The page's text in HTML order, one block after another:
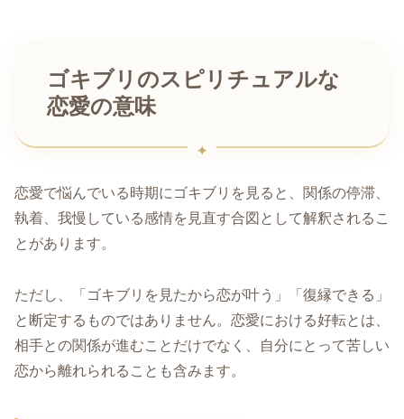
ゴキブリのスピリチュアルな
恋愛の意味
恋愛で悩んでいる時期にゴキブリを見ると、関係の停滞、
執着、我慢している感情を見直す合図として解釈されるこ
とがあります。
ただし、「ゴキブリを見たから恋が叶う」「復縁できる」
と断定するものではありません。恋愛における好転とは、
相手との関係が進むことだけでなく、自分にとって苦しい
恋から離れられることも含みます。